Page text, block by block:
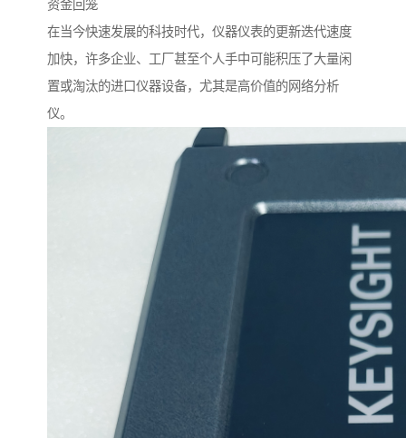
资金回笼
在当今快速发展的科技时代，仪器仪表的更新迭代速度
加快，许多企业、工厂甚至个人手中可能积压了大量闲
置或淘汰的进口仪器设备，尤其是高价值的网络分析
仪。